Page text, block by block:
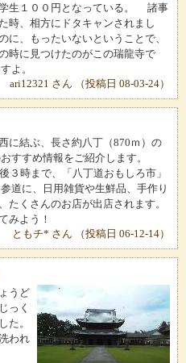
生１００円となっている。 諸事
時、相方にドタキャンされまし
に、もったいないということで、
時に見つけたのがこの瑞龍寺で
よ。
ari12321 さん （投稿日 08-03-24）
結ぶ、長さ約八丁（870ｍ）の
すすめ情報をご紹介します。
３時まで、「八丁道おもしろ市」
に、日用雑貨や生鮮品、手作り
たくさんのお店が出店されます。
みよう！
ともチ* さん （投稿日 06-12-14）
うど
っく
た。
われ